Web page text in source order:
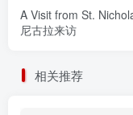
A Visit from St.
尼古拉来访
相关推荐